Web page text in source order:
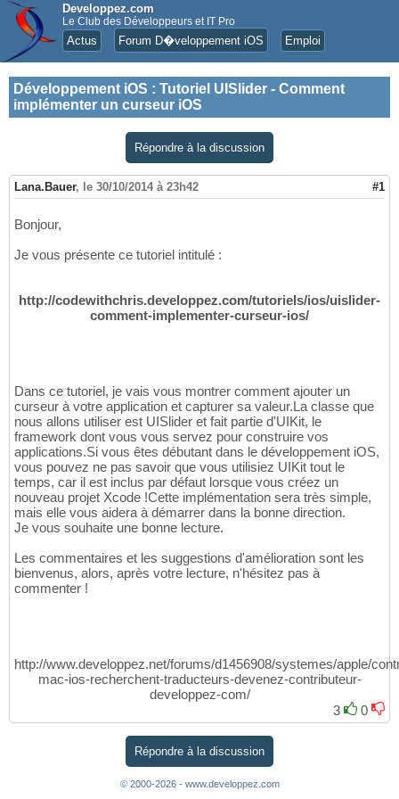
Developpez.com
Le Club des Développeurs et IT Pro
Actus Forum D�veloppement iOS Emploi
Développement iOS : Tutoriel UISlider - Comment
implémenter un curseur iOS
Répondre à la discussion
Lana.Bauer, le 30/10/2014 à 23h42 #1
Bonjour,
Je vous présente ce tutoriel intitulé :
http://codewithchris.developpez.com/tutoriels/ios/uislider-
comment-implementer-curseur-ios/
Dans ce tutoriel, je vais vous montrer comment ajouter un
curseur à votre application et capturer sa valeur.La classe que
nous allons utiliser est UISlider et fait partie d'UIKit, le
framework dont vous vous servez pour construire vos
applications.Si vous êtes débutant dans le développement iOS,
vous pouvez ne pas savoir que vous utilisiez UIKit tout le
temps, car il est inclus par défaut lorsque vous créez un
nouveau projet Xcode !Cette implémentation sera très simple,
mais elle vous aidera à démarrer dans la bonne direction.
Je vous souhaite une bonne lecture.
Les commentaires et les suggestions d'amélioration sont les
bienvenus, alors, après votre lecture, n'hésitez pas à
commenter !
http://www.developpez.net/forums/d1456908/systemes/apple/
mac-ios-recherchent-traducteurs-devenez-contributeur-
developpez-com/
3
0
Répondre à la discussion
© 2000-2026 - www.developpez.com